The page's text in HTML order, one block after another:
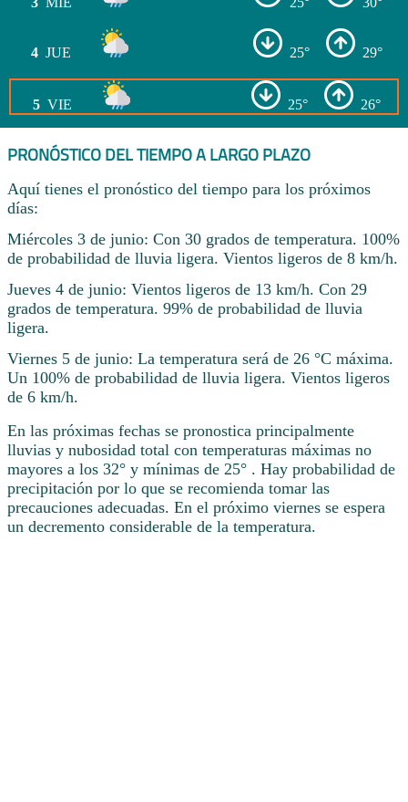
4 JUE 25° 29°
5 VIE 25° 26°
PRONÓSTICO DEL TIEMPO A LARGO PLAZO
Aquí tienes el pronóstico del tiempo para los próximos
días:
Miércoles 3 de junio: Con 30 grados de temperatura. 100%
de probabilidad de lluvia ligera. Vientos ligeros de 8 km/h.
Jueves 4 de junio: Vientos ligeros de 13 km/h. Con 29
grados de temperatura. 99% de probabilidad de lluvia
ligera.
Viernes 5 de junio: La temperatura será de 26 °C máxima.
Un 100% de probabilidad de lluvia ligera. Vientos ligeros
de 6 km/h.
En las próximas fechas se pronostica principalmente
lluvias y nubosidad total con temperaturas máximas no
mayores a los 32° y mínimas de 25° . Hay probabilidad de
precipitación por lo que se recomienda tomar las
precauciones adecuadas. En el próximo viernes se espera
un decremento considerable de la temperatura.